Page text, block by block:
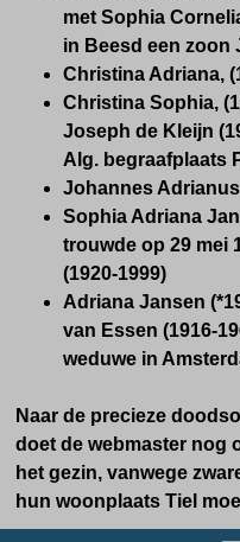
met Sophia
in Beesd een zoon
Christina Adriana,
Christina Sophia, (
Joseph de Kleijn
Alg. begraafplaats
Johannes
Sophia Adriana
trouwde op 29 mei
(1920-1999)
Adriana Jansen
van Essen (1916-
weduwe in
Naar de precieze
doet de webmaster nog
het gezin, vanwege
hun woonplaats Tiel